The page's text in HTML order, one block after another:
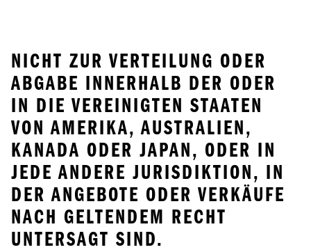
NICHT ZUR VERTEILUNG ODER
ABGABE INNERHALB DER ODER
IN DIE VEREINIGTEN STAATEN
VON AMERIKA, AUSTRALIEN,
KANADA ODER JAPAN, ODER IN
JEDE ANDERE JURISDIKTION, IN
DER ANGEBOTE ODER VERKÄUFE
NACH GELTENDEM RECHT
UNTERSAGT SIND.